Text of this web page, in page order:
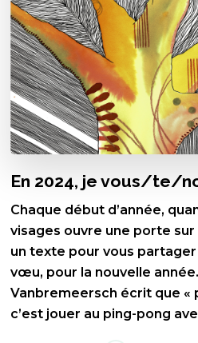
En 2024, je vous/te/
Chaque début d’année,
visages ouvre une porte
un texte pour vous
vœu, pour la nouvelle
Vanbremeersch écrit que «
c’est jouer au ping-pong